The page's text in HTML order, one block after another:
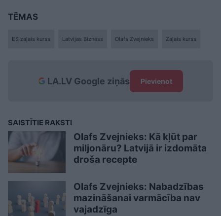
TĒMAS
ES zaļais kurss Latvijas Bizness Olafs Zvejnieks Zaļais kurss
LA.LV Google ziņās Pievienot
SAISTĪTIE RAKSTI
Olafs Zvejnieks: Kā kļūt par
miljonāru? Latvijā ir izdomāta
droša recepte
Olafs Zvejnieks: Nabadzības
mazināšanai varmācība nav
vajadzīga